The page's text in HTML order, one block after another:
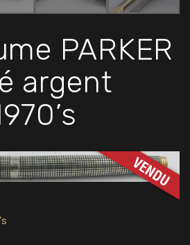
PARKER
argent